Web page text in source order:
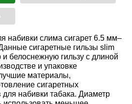
набивки слима сигарет 6.5 мм–
сигаретные гильзы slim
белоснежную гильзу с длиной
и упаковке
материалы,
сигаретных
для набивки табака. Диаметр